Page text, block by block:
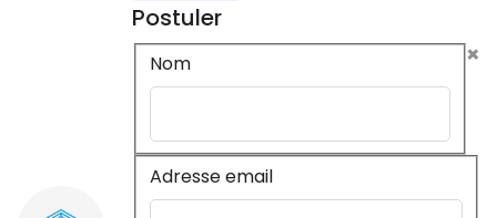
Postuler
×
Nom
Adresse email